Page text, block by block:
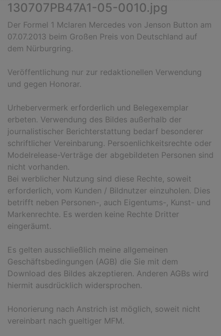
130707PB47A1-05-0010.jpg
Der Formel 1 Mclaren Mercedes von Jenson Button am
07.07.2013 beim Großen Preis von Deutschland auf
dem Nürburgring.
Veröffentlichung nur zur redaktionellen Verwendung
und gegen Honorar.
Urhebervermerk erforderlich und Belegexemplar
erbeten. Verwendung des Bildes außerhalb der
journalistischer Berichterstattung bedarf besonderer
schriftlicher Vereinbarung. Persoenlichkeitsrechte oder
Modelrelease-Verträge der abgebildeten Personen sind
nicht vorhanden.
Bei werblicher Nutzung sind diese Rechte, soweit
erforderlich, vom Kunden / Bildnutzer einzuholen. Dies
betrifft neben Personen-, auch Eigentums-, Kunst- und
Markenrechte. Es werden keine Rechte Dritter
eingeräumt.
Es gelten ausschließlich meine allgemeinen
Geschäftsbedingungen (AGB) die Sie mit dem
Download des Bildes akzeptieren. Anderen AGBs wird
hiermit ausdrücklich widersprochen.
Honorierung nach Anstrich ist möglich, soweit nicht
vereinbart nach gueltiger MFM.